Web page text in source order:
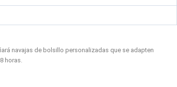
navajas de bolsillo personalizadas que se adapten
horas.